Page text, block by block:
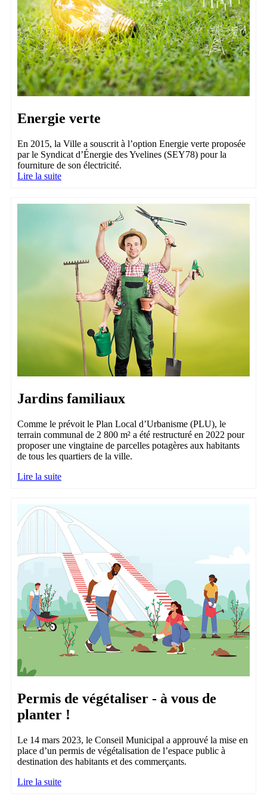
Energie verte
En 2015, la Ville a souscrit à l’option Energie verte proposée
par le Syndicat d’Énergie des Yvelines (SEY78) pour la
fourniture de son électricité.
Lire la suite
Jardins familiaux
Comme le prévoit le Plan Local d’Urbanisme (PLU), le
terrain communal de 2 800 m² a été restructuré en 2022 pour
proposer une vingtaine de parcelles potagères aux habitants
de tous les quartiers de la ville.
Lire la suite
Permis de végétaliser - à vous de
planter !
Le 14 mars 2023, le Conseil Municipal a approuvé la mise en
place d’un permis de végétalisation de l’espace public à
destination des habitants et des commerçants.
Lire la suite